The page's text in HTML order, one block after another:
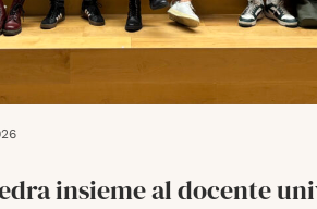
insieme al docente